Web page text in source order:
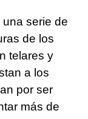
serie de
de los
telares y
a los
por ser
más de